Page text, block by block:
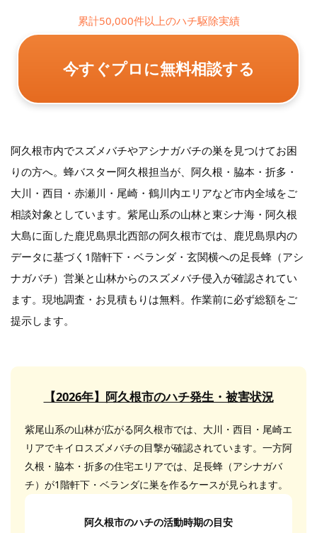
累計50,000件以上のハチ駆除実績
今すぐプロに無料相談する
阿久根市内でスズメバチやアシナガバチの巣を見つけてお困
りの方へ。蜂バスター阿久根担当が、阿久根・脇本・折多・
大川・西目・赤瀬川・尾崎・鶴川内エリアなど市内全域をご
相談対象としています。紫尾山系の山林と東シナ海・阿久根
大島に面した鹿児島県北西部の阿久根市では、鹿児島県内の
データに基づく1階軒下・ベランダ・玄関横への足長蜂（アシ
ナガバチ）営巣と山林からのスズメバチ侵入が確認されてい
ます。現地調査・お見積もりは無料。作業前に必ず総額をご
提示します。
【2026年】阿久根市のハチ発生・被害状況
紫尾山系の山林が広がる阿久根市では、大川・西目・尾崎エ
リアでキイロスズメバチの目撃が確認されています。一方阿
久根・脇本・折多の住宅エリアでは、足長蜂（アシナガバ
チ）が1階軒下・ベランダに巣を作るケースが見られます。
阿久根市のハチの活動時期の目安